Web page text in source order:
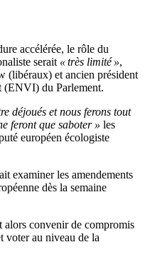
accélérée, le rôle du
serait « très limité »,
(libéraux) et ancien président
(ENVI) du Parlement.
déjoués et nous ferons tout
feront que saboter » les
européen écologiste
examiner les amendements
dès la semaine
alors convenir de compromis
voter au niveau de la